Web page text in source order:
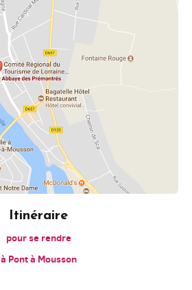
Itinéraire
pour se rendre
à Pont à Mousson